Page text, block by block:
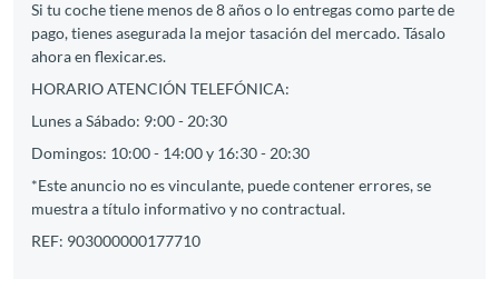
Si tu coche tiene menos de 8 años o lo entregas como parte de
pago, tienes asegurada la mejor tasación del mercado. Tásalo
ahora en flexicar.es.
HORARIO ATENCIÓN TELEFÓNICA:
Lunes a Sábado: 9:00 - 20:30
Domingos: 10:00 - 14:00 y 16:30 - 20:30
*Este anuncio no es vinculante, puede contener errores, se
muestra a título informativo y no contractual.
REF: 903000000177710